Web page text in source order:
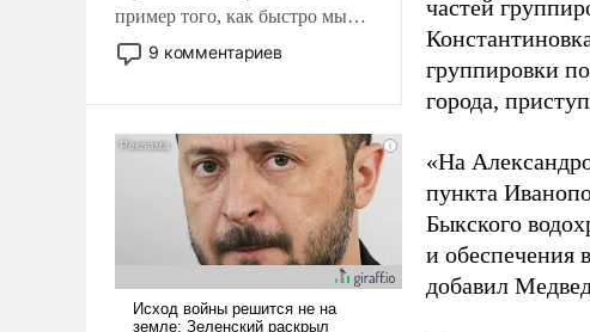
пример того, как быстро мы
двигаемся по пути
революционных изменений.
псевдонаучной фантастики,
стало всерьез обсуждаемой
9 комментариев
частей
группировки
города,
«На
пункта
Быкского
и обеспечения
добавил